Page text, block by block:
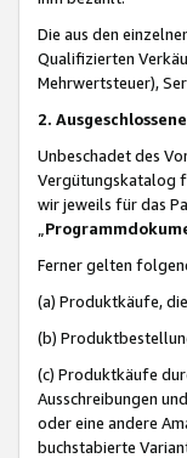
Die aus den
Qualifizierten
Mehrwertsteuer),
2.
Unbeschadet des
Vergütungskatalog
wir jeweils für das
Ferner gelten
(a) Produktkäufe,
(b)
(c) Produktkäufe
Ausschreibungen
oder eine andere
buchstabierte